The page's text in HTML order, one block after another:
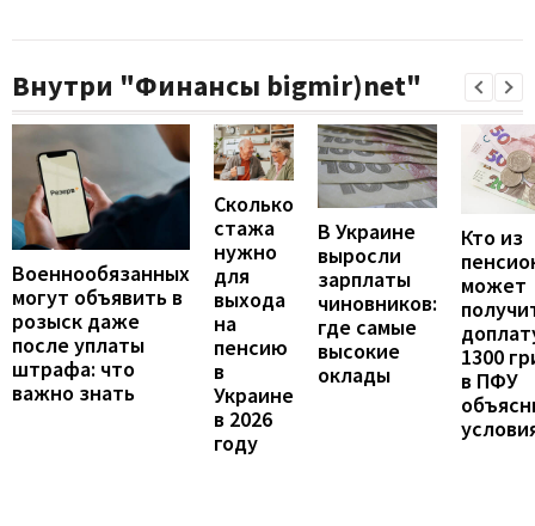
Внутри "Финансы bigmir)net"
Военнообязанных
могут объявить в
розыск даже
после уплаты
штрафа: что
важно знать
Сколько
стажа
нужно
для
выхода
на
пенсию
в
Украине
в 2026
году
В Украине
выросли
зарплаты
чиновников:
где самые
высокие
оклады
Кто из
может
1300
в ПФУ